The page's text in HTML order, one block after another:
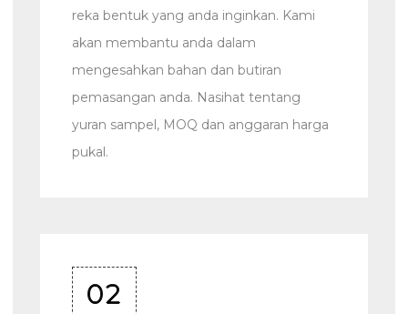
reka bentuk yang anda inginkan. Kami
akan membantu anda dalam
mengesahkan bahan dan butiran
pemasangan anda. Nasihat tentang
yuran sampel, MOQ dan anggaran harga
pukal.
02